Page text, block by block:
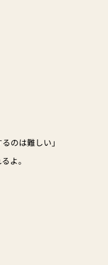
のは難しい」
よ。